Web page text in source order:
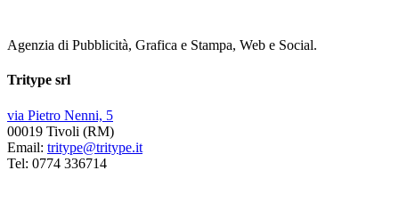
Agenzia di Pubblicità, Grafica e Stampa, Web e Social.
Tritype srl
via Pietro Nenni, 5
00019 Tivoli (RM)
Email: tritype@tritype.it
Tel: 0774 336714